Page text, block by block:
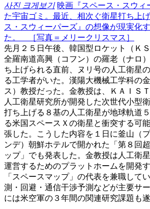
사진 크게보기 映画『スペース・スウィ
た宇宙ゴミ。最近、相次ぐ衛星打ち上
ス・スウィーパーズ』の想像が現実化
た。 ［写真＝メリークリスマス］
先月２５日午後、韓国型ロケット（Ｋ
全羅南道高興（コフン）の羅老（ナロ
ち上げられる直前、ヌリ号の人工衛星
る工学者がいた。漢陽大機械工学科の
ス）教授だった。金教授は、ＫＡＩＳ
人工衛星研究所が開発した次世代小型
打ち上げる８基の人工衛星が地球軌道
る米国スペースＸの衛星と衝突する可
張した。こうした内容を１日に釜山（
ンデ）朝鮮ホテルで開かれた「第８回
ップ」でも発表した。金教授は人工衛
運営するためのプラットホームを開発
「スペースマップ」の代表を兼職して
測・回避・通信干渉予測などが主要サ
には米空軍の３年間の関連研究課題も遂